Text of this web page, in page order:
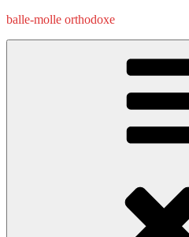
balle-molle orthodoxe